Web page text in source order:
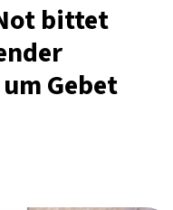
bittet
Gebet